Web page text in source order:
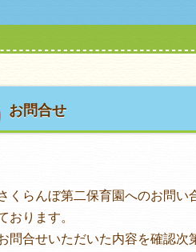
お問合せ
くらんぼ第二保育園へのお問い
おります。
問合せいただいた内容を確認次